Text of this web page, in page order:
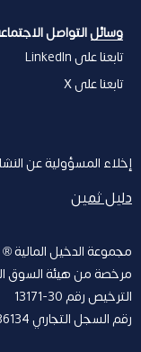
وسائل التواصل
تابعنا على LinkedIn
تابعنا على X
مجموعة الدخیل المالیة ®
مرخصة من ھیئة السوق
الترخیص رقم 30-13171
رقم السجل التجاري 1010236134
إخلاء المسؤولیة عن
دليل ثمين